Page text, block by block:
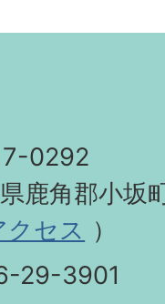
0292
鹿角郡小坂
クセス ）
29-3901